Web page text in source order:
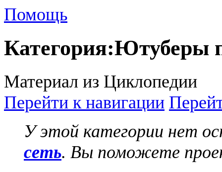
Помощь
Категория:Ютуберы
Материал из Циклопедии
Перейти к навигации
У этой категории нет
сеть. Вы поможете